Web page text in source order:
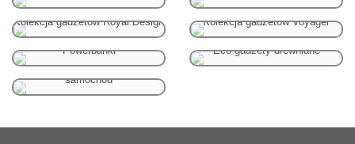
Kolekcja gadżetów Royal Design Kolekcja gadżetów Voyager
Powerbanki
Eco gadżety drewniane
Magnesy na lodówkę i
samochód